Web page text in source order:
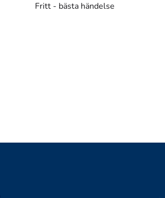
Fritt - bästa händelse